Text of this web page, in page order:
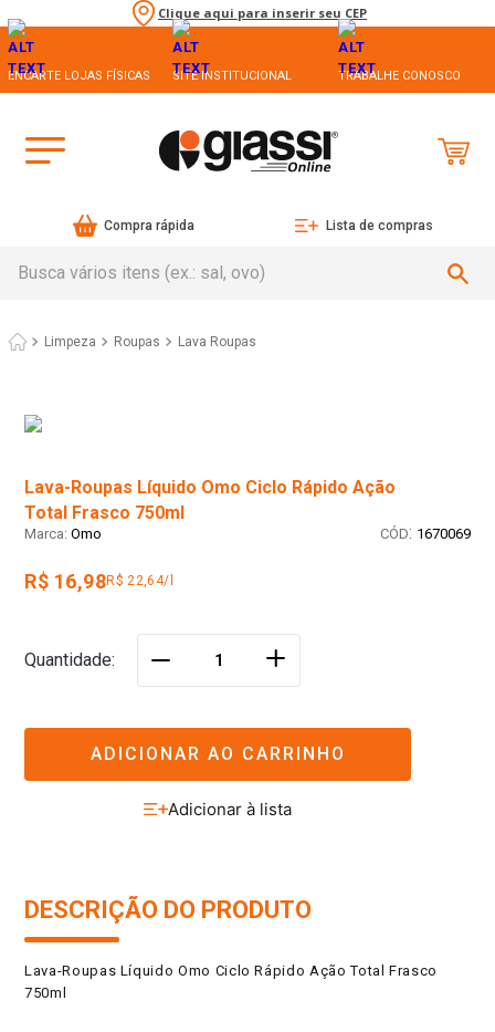
Clique aqui para inserir seu CEP
ENCARTE LOJAS FÍSICAS SITE INSTITUCIONAL TRABALHE CONOSCO
Compra rápida Lista de compras
Limpeza Roupas Lava Roupas
Lava-Roupas Líquido Omo Ciclo Rápido Ação
Total Frasco 750ml
Omo : 1670069
R$ 16,98R$ 22,64/l
Quantidade ＋
ADICIONAR AO CARRINHO
DESCRIÇÃO DO PRODUTO
Lava-Roupas Líquido Omo Ciclo Rápido Ação Total Frasco
750ml